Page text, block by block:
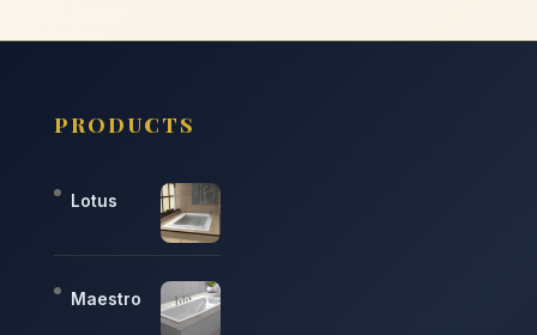
PRODUCTS
Lotus
Maestro